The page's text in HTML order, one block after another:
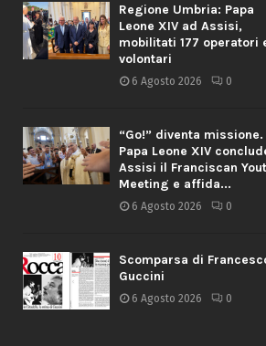
Regione Umbria: Papa
Leone XIV ad Assisi,
mobilitati 177 operatori
volontari
6 Agosto 2026 0
“Go!” diventa missione.
Papa Leone XIV
Assisi il Franciscan
Meeting e affida...
6 Agosto 2026 0
Scomparsa di
Guccini
6 Agosto 2026 0